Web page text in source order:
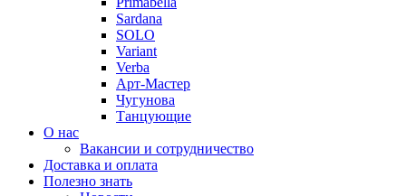
Sardana
SOLO
Variant
Verba
Арт-Мастер
Чугунова
Танцующие
О нас
Вакансии и сотрудничество
Доставка и оплата
Полезно знать